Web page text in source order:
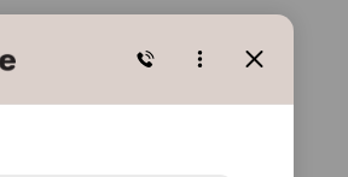
Aragon